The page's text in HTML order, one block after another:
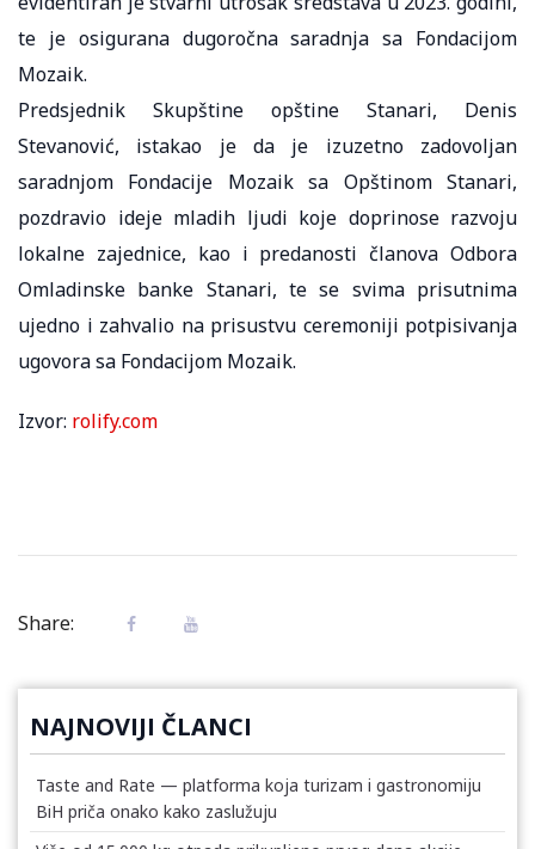
te je osigurana dugoročna saradnja sa Fondacijom
Mozaik.
Predsjednik Skupštine opštine Stanari, Denis
Stevanović, istakao je da je izuzetno zadovoljan
saradnjom Fondacije Mozaik sa Opštinom Stanari,
pozdravio ideje mladih ljudi koje doprinose razvoju
lokalne zajednice, kao i predanosti članova Odbora
Omladinske banke Stanari, te se svima prisutnima
ujedno i zahvalio na prisustvu ceremoniji potpisivanja
ugovora sa Fondacijom Mozaik.
Izvor: rolify.com
Share:
NAJNOVIJI ČLANCI
Taste and Rate — platforma koja turizam i gastronomiju
BiH priča onako kako zaslužuju